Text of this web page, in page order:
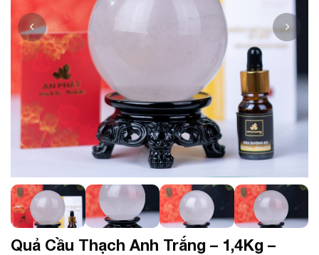
Quả Cầu Thạch Anh Trắng – 1,4Kg –